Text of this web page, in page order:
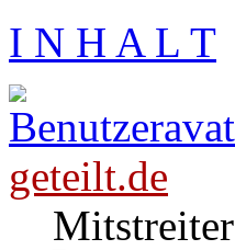
I N H A L T
geteilt.de
Mitstreiter